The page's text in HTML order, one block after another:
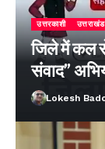
उत्तरकाशी उत्तराखंड
जिले में कल
संवाद”
Lokesh